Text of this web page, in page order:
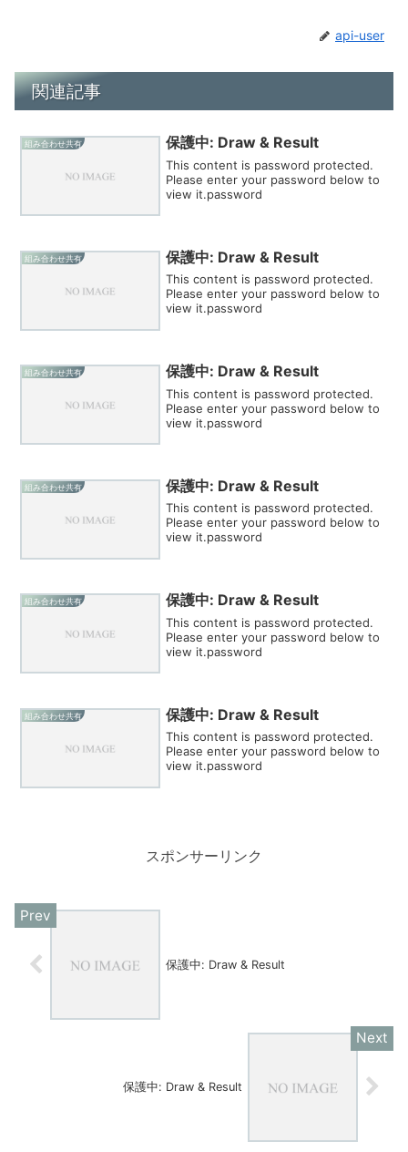
api-user
関連記事
組み合わせ共有 保護中: Draw & Result
This content is password protected.
Please enter your password below to
view it.password
組み合わせ共有 保護中: Draw & Result
This content is password protected.
Please enter your password below to
view it.password
組み合わせ共有 保護中: Draw & Result
This content is password protected.
Please enter your password below to
view it.password
組み合わせ共有 保護中: Draw & Result
This content is password protected.
Please enter your password below to
view it.password
組み合わせ共有 保護中: Draw & Result
This content is password protected.
Please enter your password below to
view it.password
組み合わせ共有 保護中: Draw & Result
This content is password protected.
Please enter your password below to
view it.password
スポンサーリンク
保護中: Draw & Result
保護中: Draw & Result